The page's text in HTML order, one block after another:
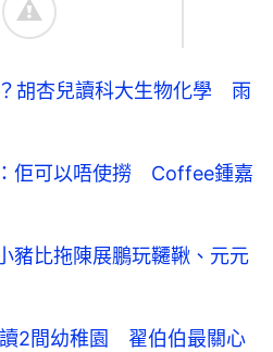
胡杏兒讀科大生物化學 雨
佢可以唔使撈 Coffee鍾嘉
比拖陳展鵬玩韆鞦、元元
2間幼稚園 翟伯伯最關心